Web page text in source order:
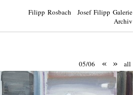
Filipp Rosbach Josef Filipp Galerie
Archiv
05/06 « » all